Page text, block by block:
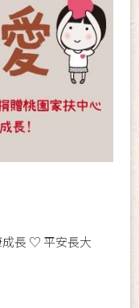
成長 ♡ 平安長大